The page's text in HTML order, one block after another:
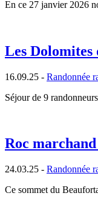
En ce 27 janvier 2026
Les Dolomites
16.09.25 - Randonnée
Séjour de 9
Roc
24.03.25 - Randonnée
Ce sommet du